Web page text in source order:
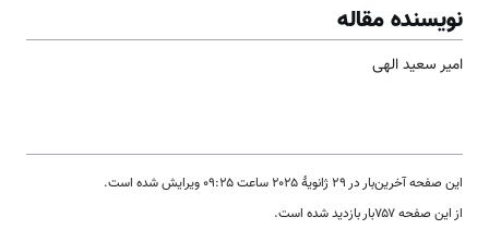
نویسنده مقاله
امیر سعید الهی
این صفحه آخرین‌بار در ‏۲۹ ژانویهٔ ۲۰۲۵ ساعت ‏۰۹:۲۵ ویرایش شده است.
از این صفحه ۷۵۷بار بازدید شده است.